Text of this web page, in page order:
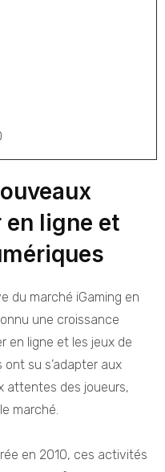
en ligne et
du marché iGaming en
une croissance
en ligne et les jeux de
su s’adapter aux
attentes des joueurs,
marché.
en 2010, ces activités